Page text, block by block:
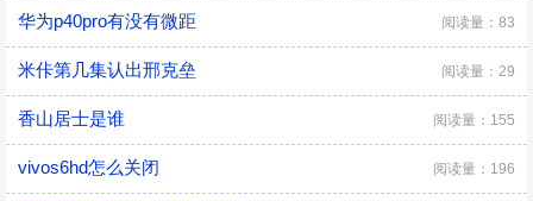
华为p40pro有没有微距 阅读量：83
米佧第几集认出邢克垒 阅读量：29
香山居士是谁 阅读量：155
vivos6hd怎么关闭 阅读量：196